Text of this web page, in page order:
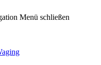
Menü schließen